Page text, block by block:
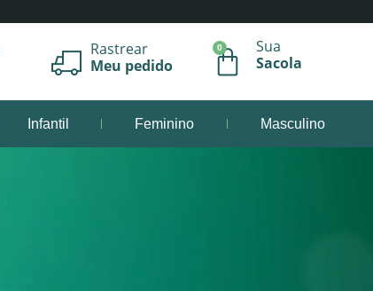
Rastrear
Meu pedido
0
Sua
Sacola
Infantil Feminino Masculino